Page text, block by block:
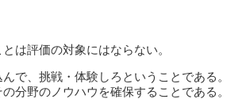
は評価の対象にはならない。
で、挑戦・体験しろということである
分野のノウハウを確保することである。